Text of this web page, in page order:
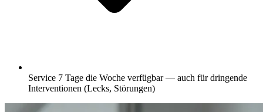
Service 7 Tage die Woche verfügbar — auch für dringende
Interventionen (Lecks, Störungen)